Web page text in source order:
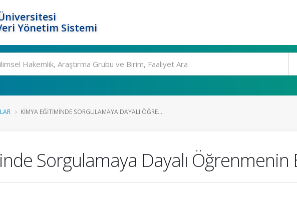
Yönetim Sistemi
KIMYA EĞITIMINDE SORGULAMAYA DAYALI ÖĞRE...
Sorgulamaya Dayalı